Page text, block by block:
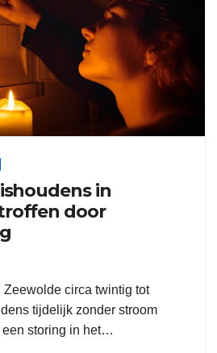
in
door
circa twintig tot
tijdelijk zonder stroom
een storing in het…